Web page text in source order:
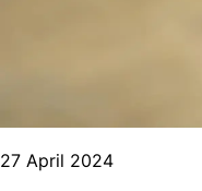
27 April 2024